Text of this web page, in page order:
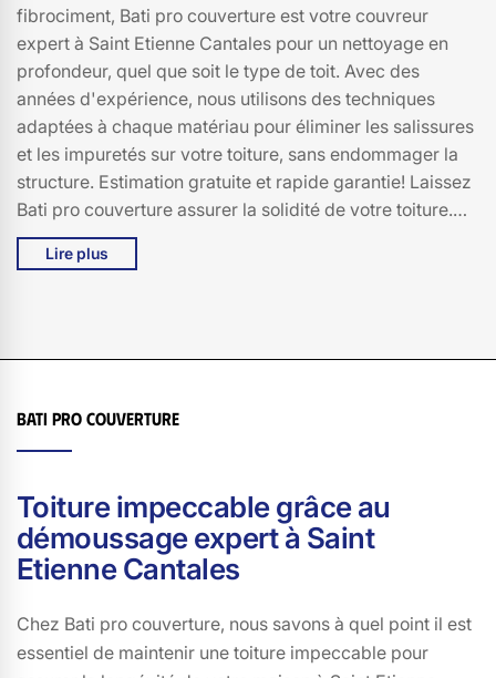
fibrociment, Bati pro couverture est votre couvreur
expert à Saint Etienne Cantales pour un nettoyage en
profondeur, quel que soit le type de toit. Avec des
années d'expérience, nous utilisons des techniques
adaptées à chaque matériau pour éliminer les salissures
et les impuretés sur votre toiture, sans endommager la
structure. Estimation gratuite et rapide garantie! Laissez
Bati pro couverture assurer la solidité de votre toiture.
Bénéficiez d'une intervention professionnelle au prix
raisonnable, appelez-nous pour plus d'infos!
Lire plus
Bati pro couverture
Toiture impeccable grâce au
démoussage expert à Saint
Etienne Cantales
Chez Bati pro couverture, nous savons à quel point il est
essentiel de maintenir une toiture impeccable pour